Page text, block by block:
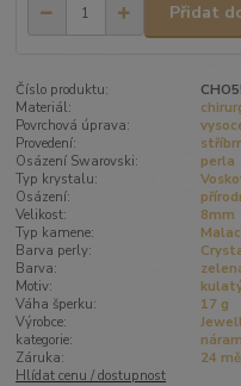
Přidat
Číslo produktu:
Materiál:
Povrchová úprava:
Provedení:
Osázení Swarovski:
perla
Typ krystalu:
Osázení:
Velikost:
8mm
Typ kamene:
Barva perly:
Barva:
Motiv:
Váha šperku:
17 g
Výrobce:
kategorie:
Záruka:
24
Hlídat cenu / dostupnost